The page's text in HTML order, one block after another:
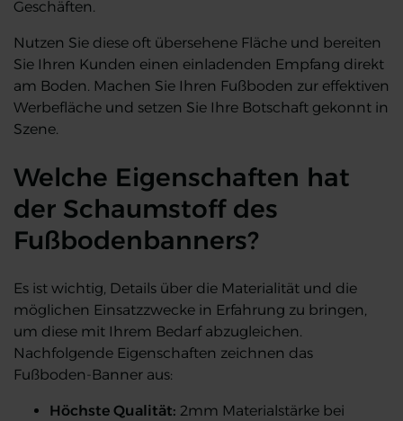
Geschäften.
Nutzen Sie diese oft übersehene Fläche und bereiten
Sie Ihren Kunden einen einladenden Empfang direkt
am Boden. Machen Sie Ihren Fußboden zur effektiven
Werbefläche und setzen Sie Ihre Botschaft gekonnt in
Szene.
Welche Eigenschaften hat
der Schaumstoff des
Fußbodenbanners?
Es ist wichtig, Details über die Materialität und die
möglichen Einsatzzwecke in Erfahrung zu bringen,
um diese mit Ihrem Bedarf abzugleichen.
Nachfolgende Eigenschaften zeichnen das
Fußboden-Banner aus:
Höchste Qualität: 2mm Materialstärke bei